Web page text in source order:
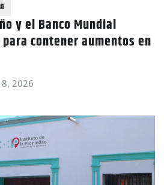
y el Banco Mundial
contener aumentos en
2026